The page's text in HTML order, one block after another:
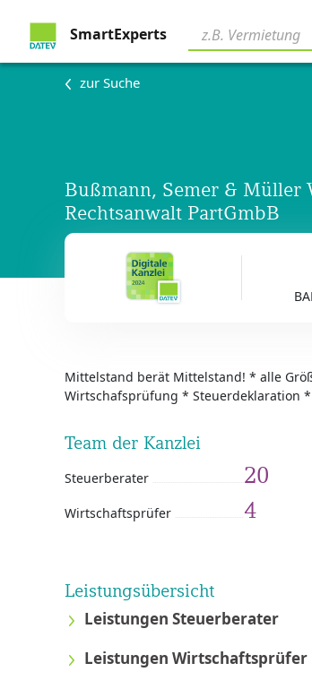
SmartExperts
zur Suche
Bußmann, Semer & Müller
Rechtsanwalt PartGmbB
Mittelstand berät Mittelstand! * alle
Wirtschafsprüfung * Steuerdeklaration
Team der Kanzlei
Steuerberater 20
Wirtschaftsprüfer 4
Leistungsübersicht
Leistungen Steuerberater
Leistungen Wirtschaftsprüfer